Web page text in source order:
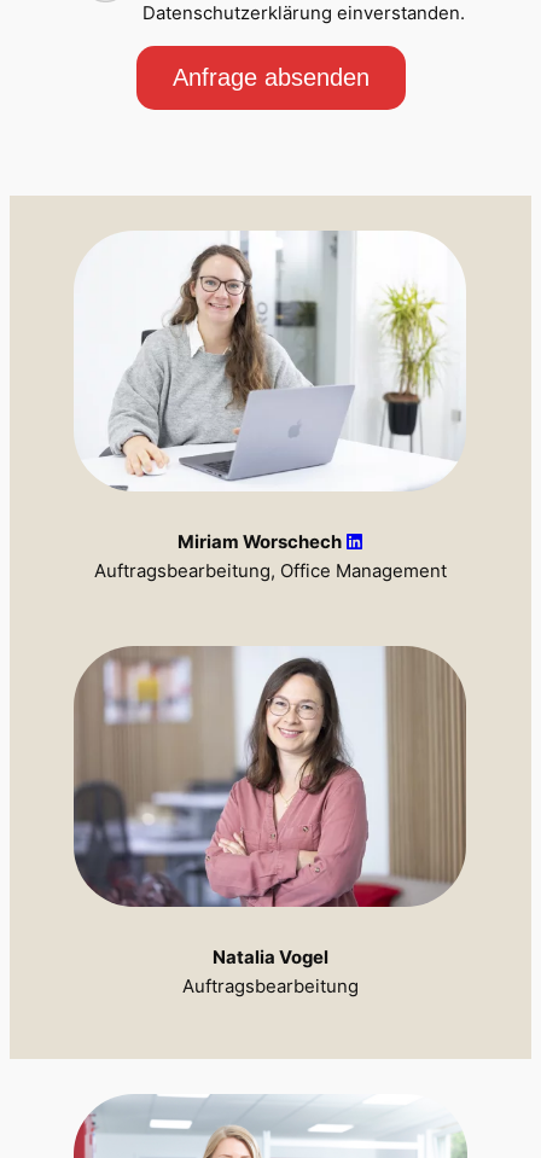
Datenschutzerklärung einverstanden.
Miriam Worschech
Auftragsbearbeitung, Office Management
Natalia Vogel
Auftragsbearbeitung